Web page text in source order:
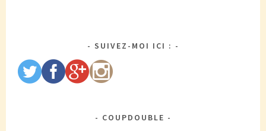
SUIVEZ-MOI ICI :
COUPDOUBLE